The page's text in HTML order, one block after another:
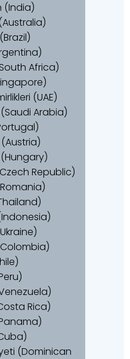
(India)
Africa)
(UAE)
Arabia)
Republic)
Rica)
(Dominican